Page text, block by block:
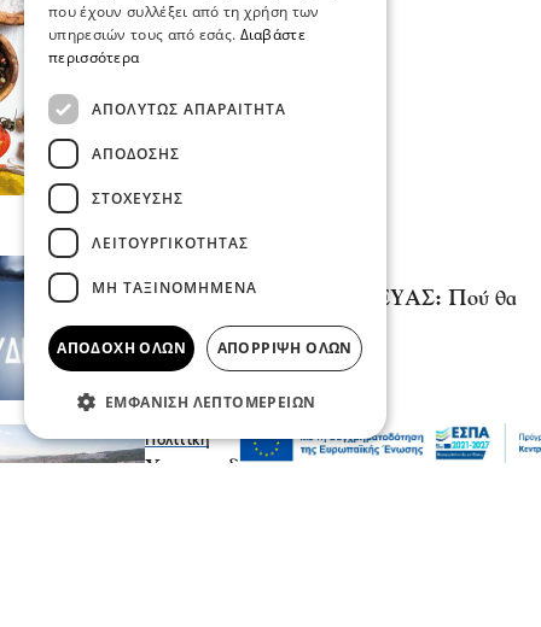
Έκτακτη Ανακοίνωση ΔΕΥΑΣ: Πού θα
γίνει αύριο διακοπή
06 Αυγ 2026, 22:06
Πολιτική
Χρηματοδότηση 204,6 εκατ. ευρώ από το
που έχουν συλλέξει από τη χρήση των
υπηρεσιών τους από εσάς. Διαβάστε
περισσότερα
ΑΠΟΛΎΤΩΣ ΑΠΑΡΑΊΤΗΤΑ
ΑΠΌΔΟΣΗΣ
ΣΤΌΧΕΥΣΗΣ
ΛΕΙΤΟΥΡΓΙΚΌΤΗΤΑΣ
ΜΗ ΤΑΞΙΝΟΜΗΜΈΝΑ
ΑΠΟΔΟΧΉ ΌΛΩΝ ΑΠΌΡΡΙΨΗ ΌΛΩΝ
ΕΜΦΆΝΙΣΗ ΛΕΠΤΟΜΕΡΕΙΏΝ